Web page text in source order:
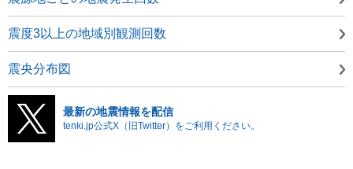
震度3以上の地域別観測回数
震央分布図
最新の地震情報を配信
tenki.jp公式X（旧Twitter）をご利用ください。